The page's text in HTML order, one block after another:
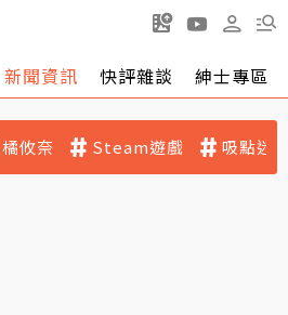
新聞資訊 快評雜談 紳士專區
橘攸奈 Steam遊戲 吸點迷